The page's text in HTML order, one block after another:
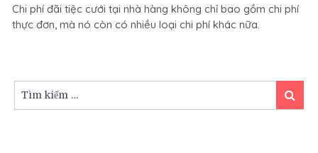
loại
chi
cưới
Chi phí đãi tiệc cưới tại nhà hàng không chỉ bao gồm chi phí
thực đơn, mà nó còn có nhiều loại chi phí khác nữa.
kiếm:
Tìm
kiếm